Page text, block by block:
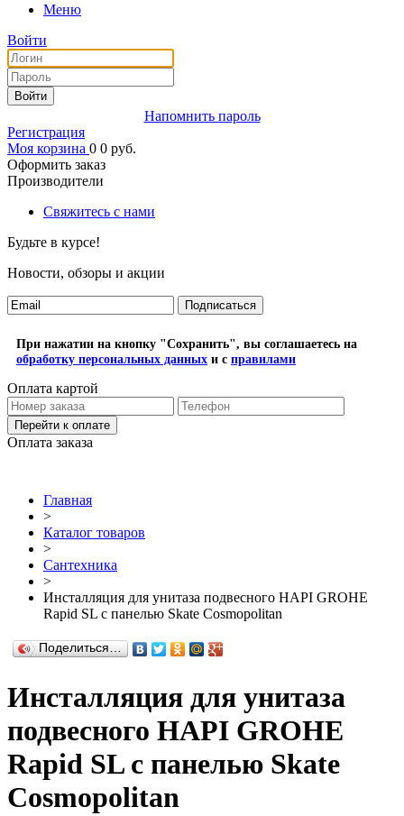
Меню
Войти
Войти
Напомнить пароль
Регистрация
Моя корзина 0 0 руб.
Оформить заказ
Производители
Свяжитесь с нами
Будьте в курсе!
Новости, обзоры и акции
Подписаться
При нажатии на кнопку "Сохранить", вы соглашаетесь на
обработку персональных данных и с правилами
Оплата картой
Перейти к оплате
Оплата заказа
Главная
>
Каталог товаров
>
Сантехника
>
Инсталляция для унитаза подвесного HAPI GROHE
Rapid SL с панелью Skate Cosmopolitan
Поделиться…
Инсталляция для унитаза
подвесного HAPI GROHE
Rapid SL с панелью Skate
Cosmopolitan